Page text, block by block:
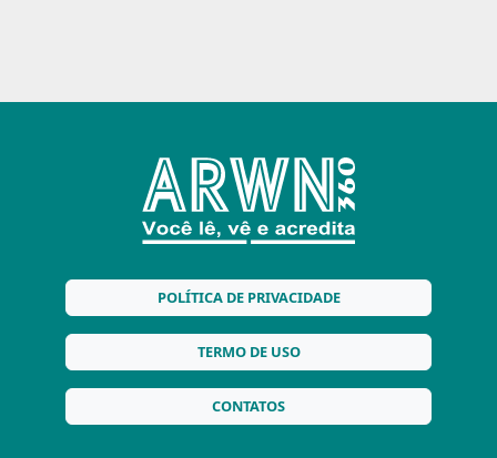
POLÍTICA DE PRIVACIDADE
TERMO DE USO
CONTATOS